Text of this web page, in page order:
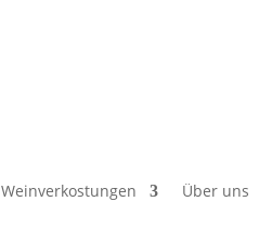
Weinverkostungen Über uns